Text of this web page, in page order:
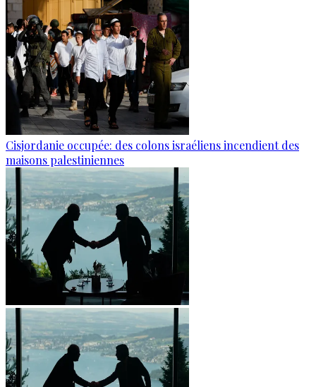
Cisjordanie occupée: des colons israéliens incendient des
maisons palestiniennes